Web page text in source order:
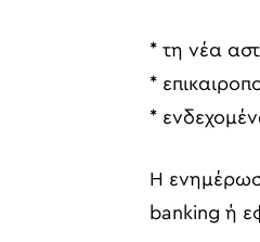
* τη νέα
*
*
Η
banking ή